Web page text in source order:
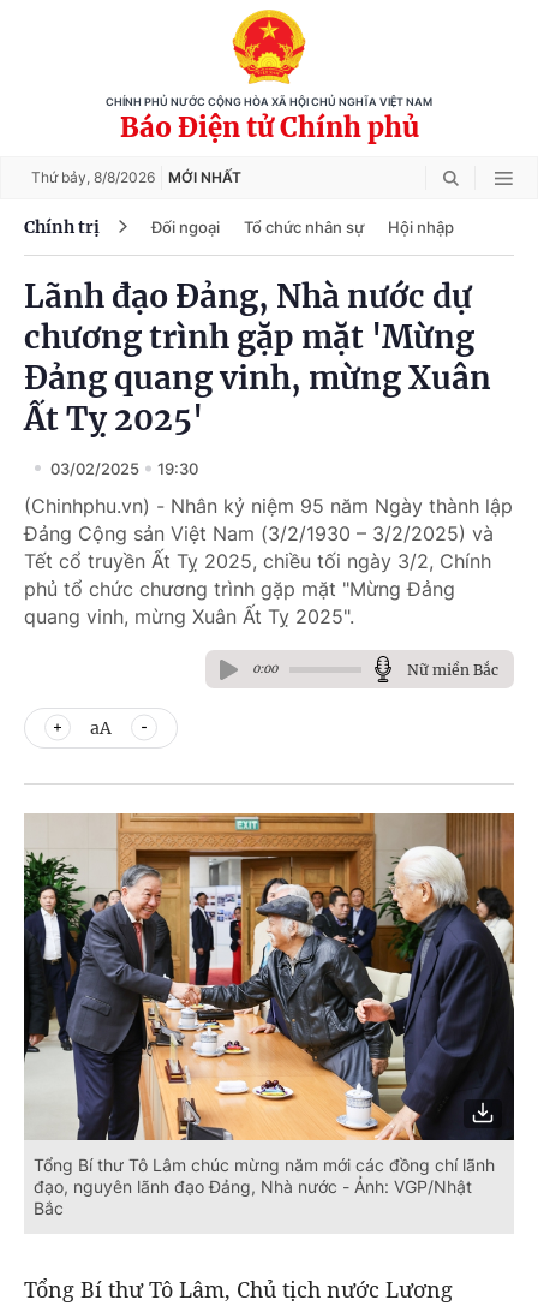
CHÍNH PHỦ NƯỚC CỘNG HÒA XÃ HỘI CHỦ NGHĨA VIỆT NAM
Báo Điện tử Chính phủ
Thứ bảy, 8/8/2026 MỚI NHẤT
Chính trị Đối ngoại Tổ chức nhân sự Hội nhập
Lãnh đạo Đảng, Nhà nước dự
chương trình gặp mặt 'Mừng
Đảng quang vinh, mừng Xuân
Ất Tỵ 2025'
03/02/2025 19:30
(Chinhphu.vn) - Nhân kỷ niệm 95 năm Ngày thành lập
Đảng Cộng sản Việt Nam (3/2/1930 – 3/2/2025) và
Tết cổ truyền Ất Tỵ 2025, chiều tối ngày 3/2, Chính
phủ tổ chức chương trình gặp mặt "Mừng Đảng
quang vinh, mừng Xuân Ất Tỵ 2025".
0:00 Nữ miền Bắc
aA
Tổng Bí thư Tô Lâm chúc mừng năm mới các đồng chí lãnh
đạo, nguyên lãnh đạo Đảng, Nhà nước - Ảnh: VGP/Nhật
Bắc
Tổng Bí thư Tô Lâm, Chủ tịch nước Lương